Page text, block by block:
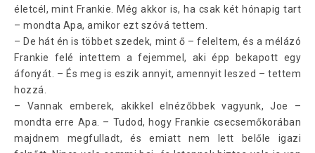
életcél, mint Frankie. Még akkor is, ha csak két hónapig tart
– mondta Apa, amikor ezt szóvá tettem.
– De hát én is többet szedek, mint ő – feleltem, és a mélázó
Frankie felé intettem a fejemmel, aki épp bekapott egy
áfonyát. – És meg is eszik annyit, amennyit leszed – tettem
hozzá.
– Vannak emberek, akikkel elnézőbbek vagyunk, Joe –
mondta erre Apa. – Tudod, hogy Frankie csecsemőkorában
majdnem megfulladt, és emiatt nem lett belőle igazi